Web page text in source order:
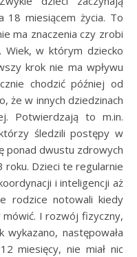
18 miesiącem życia. To
ma znaczenia czy zrobi
w którym dziecko
krok nie ma wpływu
chodzić później od
że w innych dziedzinach
Potwierdzają to m.in.
śledzili postępy w
ponad dwustu zdrowych
roku. Dzieci te regularnie
i inteligencji aż
rodzice notowali kiedy
mówić. I rozwój fizyczny,
następowała
miesięcy, nie miał nic